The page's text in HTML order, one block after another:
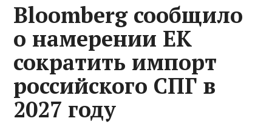
Bloomberg сообщило
о намерении ЕК
сократить импорт
российского СПГ в
2027 году